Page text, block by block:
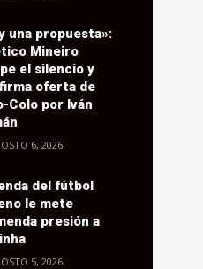
una propuesta»:
Mineiro
el silencio y
oferta de
Colo por Iván
6, 2026
del fútbol
le mete
presión a
5, 2026